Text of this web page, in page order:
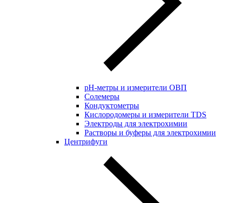
pH-метры и измерители ОВП
Солемеры
Кондуктометры
Кислородомеры и измерители TDS
Электроды для электрохимии
Растворы и буферы для электрохимии
Центрифуги